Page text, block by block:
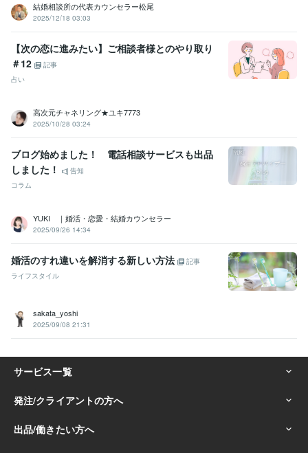
結婚相談所の代表カウンセラー松尾
2025/12/18 03:03
【次の恋に進みたい】ご相談者様とのやり取り
＃12
記事
占い
高次元チャネリング★ユキ7773
2025/10/28 03:24
ブログ始めました！ 電話相談サービスも出品
しました！
告知
コラム
YUKI ｜婚活・恋愛・結婚カウンセラー
2025/09/26 14:34
婚活のすれ違いを解消する新しい方法
記事
ライフスタイル
sakata_yoshi
2025/09/08 21:31